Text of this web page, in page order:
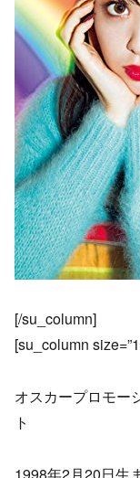
[/su_column]
[su_column
オスカープロモー
ト
1998年2月20日生